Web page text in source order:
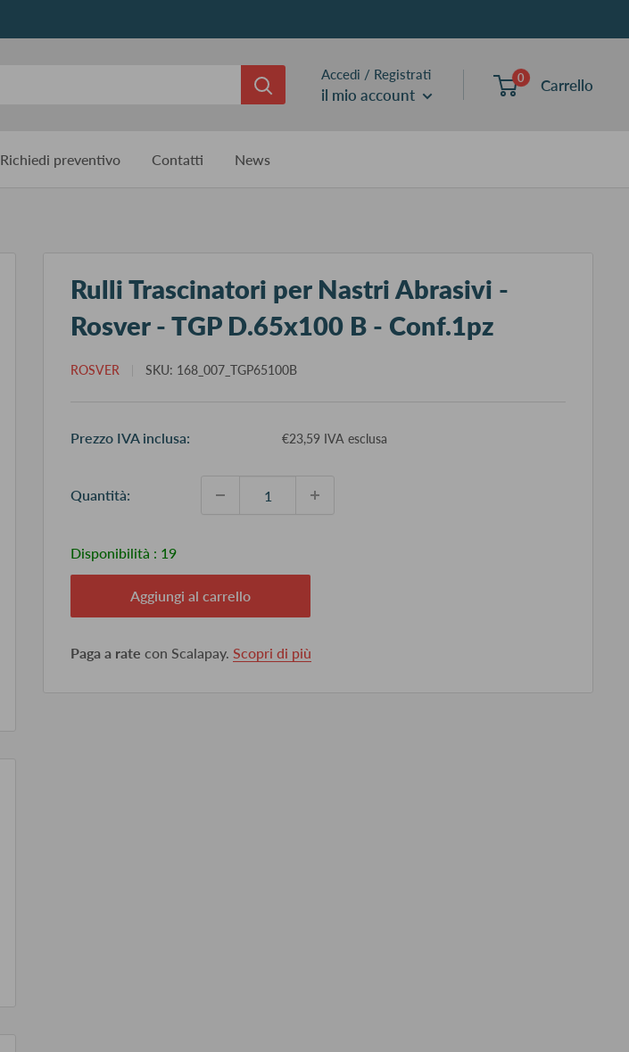
Accedi / Registrati
il mio account
0 Carrello
Richiedi preventivo Contatti News
Rulli Trascinatori per Nastri Abrasivi -
Rosver - TGP D.65x100 B - Conf.1pz
ROSVER SKU: 168_007_TGP65100B
Prezzo IVA inclusa: €23,59 IVA esclusa
Quantità:
Disponibilità : 19
Aggiungi al carrello
Paga a rate con Scalapay. Scopri di più